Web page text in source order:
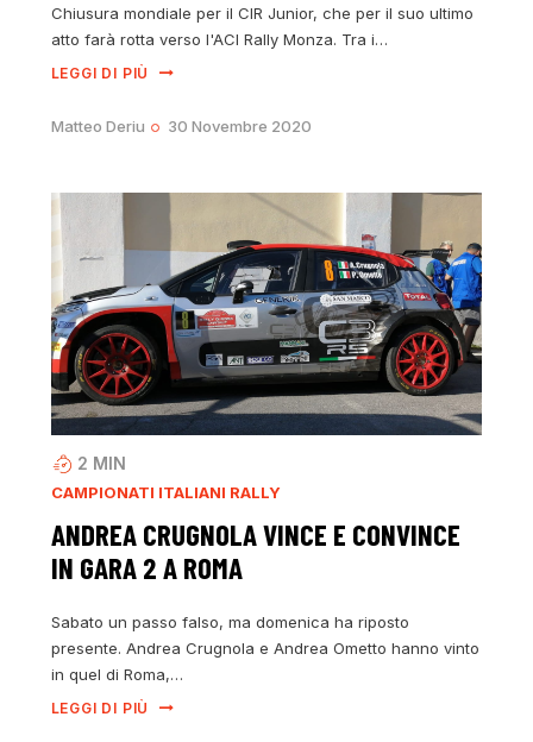
Chiusura mondiale per il CIR Junior, che per il suo ultimo
atto farà rotta verso l'ACI Rally Monza. Tra i…
LEGGI DI PIÙ
Matteo Deriu 30 Novembre 2020
2 MIN
CAMPIONATI ITALIANI RALLY
ANDREA CRUGNOLA VINCE E CONVINCE
IN GARA 2 A ROMA
Sabato un passo falso, ma domenica ha riposto
presente. Andrea Crugnola e Andrea Ometto hanno vinto
in quel di Roma,…
LEGGI DI PIÙ